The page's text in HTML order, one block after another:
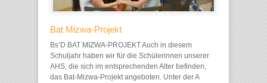
Bat Mizwa-Projekt
Bs’D BAT MIZWA-PROJEKT Auch in diesem
Schuljahr haben wir für die Schülerinnen unserer
AHS, die sich im entsprechenden Alter befinden,
das Bat-Mizwa-Projekt angeboten. Unter der A